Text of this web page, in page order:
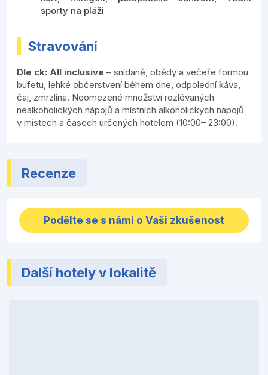
sporty na pláži
Stravování
Dle ck: All inclusive– snídaně, obědy a večeře formou
bufetu, lehké občerstvení během dne, odpolední káva,
čaj, zmrzlina. Neomezené množství rozlévaných
nealkoholických nápojů a místních alkoholických nápojů
v místech a časech určených hotelem (10:00– 23:00).
Recenze
Podělte se s námi o Vaši zkušenost
Další hotely v lokalitě